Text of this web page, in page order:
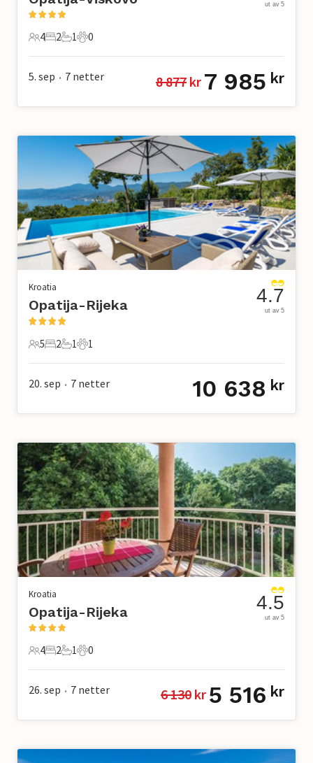
4 Gjester
4
2 Soverom
2
1 Bad
1
0 Kjæledyr
0
ut av 5
5. sep • 7 netter 8 877 kr 7 985 kr
Kroatia
Opatija-Rijeka
5 Gjester
5
2 Soverom
2
1 Bad
1
1 Kjæledyr
1
4.7
ut av 5
20. sep • 7 netter 10 638 kr
Kroatia
Opatija-Rijeka
4 Gjester
4
2 Soverom
2
1 Bad
1
0 Kjæledyr
0
4.5
ut av 5
26. sep • 7 netter 6 130 kr 5 516 kr